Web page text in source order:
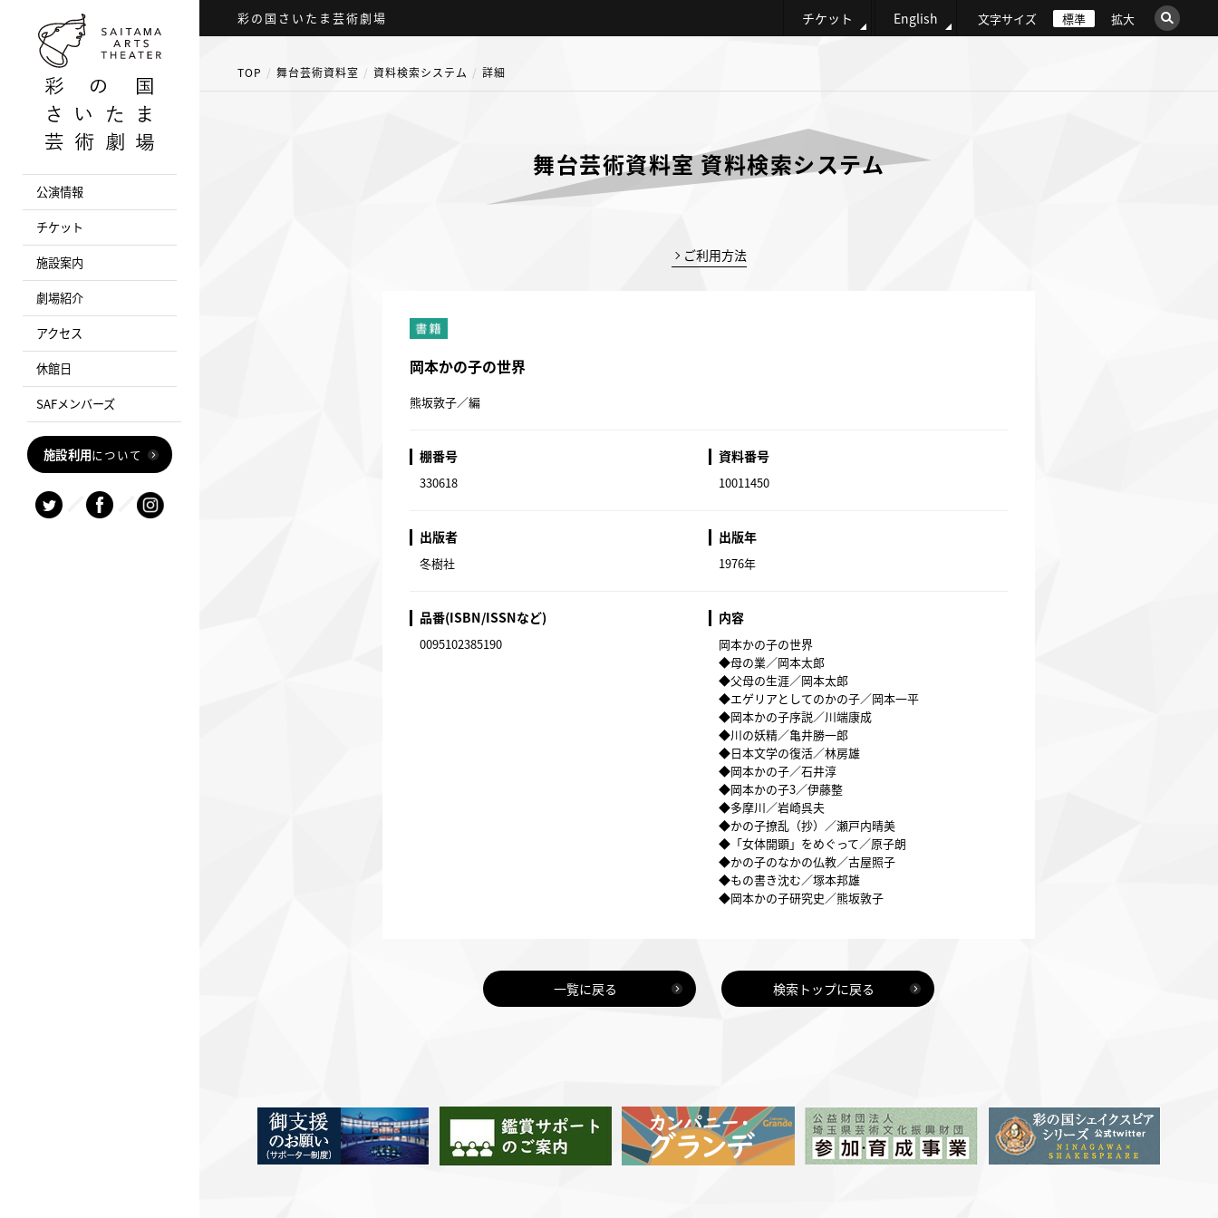
彩の国さいたま芸術劇場 チケット English 文字サイズ 標準 拡大
TOP 舞台芸術資料室 資料検索システム 詳細
舞台芸術資料室 資料検索システム
ご利用方法
岡本かの子の世界
熊坂敦子／編
棚番号
330618
資料番号
10011450
出版者
冬樹社
出版年
1976年
品番(ISBN/ISSNなど)
0095102385190
内容
岡本かの子の世界
◆母の業／岡本太郎
◆父母の生涯／岡本太郎
◆エゲリアとしてのかの子／岡本一平
◆岡本かの子序説／川端康成
◆川の妖精／亀井勝一郎
◆日本文学の復活／林房雄
◆岡本かの子／石井淳
◆岡本かの子3／伊藤整
◆多摩川／岩崎呉夫
◆かの子撩乱（抄）／瀬戸内晴美
◆「女体開顕」をめぐって／原子朗
◆かの子のなかの仏教／古屋照子
◆もの書き沈む／塚本邦雄
◆岡本かの子研究史／熊坂敦子
一覧に戻る 検索トップに戻る
公演情報
チケット
施設案内
劇場紹介
アクセス
休館日
SAFメンバーズ
施設利用について